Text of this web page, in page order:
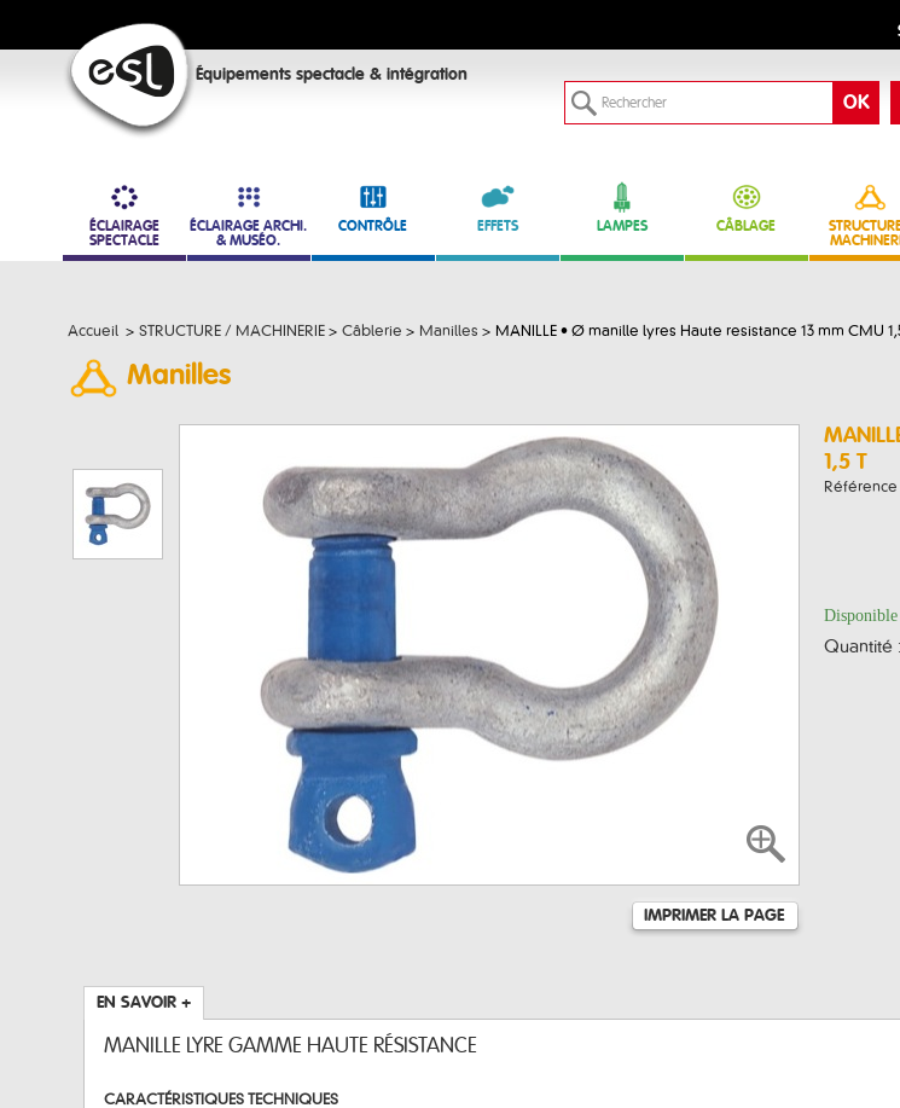
Équipements spectacle & intégration
ÉCLAIRAGE
SPECTACLE
ÉCLAIRAGE ARCHI.
& MUSÉO.
CONTRÔLE EFFETS LAMPES CÂBLAGE
Accueil > STRUCTURE / MACHINERIE > Câblerie > Manilles > MANILLE • Ø manille lyres Haute resistance 13 mm CMU
Manilles
IMPRIMER LA PAGE
1,5 T
Référence
Disponible
quantité :
EN SAVOIR +
MANILLE LYRE GAMME HAUTE RÉSISTANCE
CARACTÉRISTIQUES TECHNIQUES